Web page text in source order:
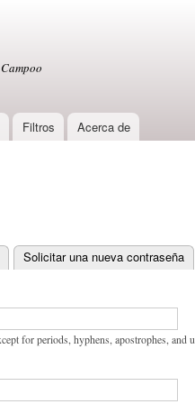
Filtros Acerca de
Solicitar una nueva contraseña
for periods, hyphens, apostrophes, and